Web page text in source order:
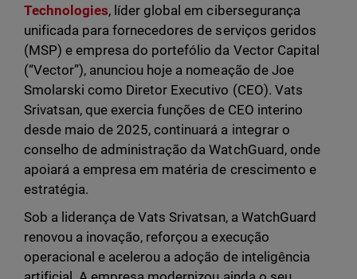
Technologies, líder global em cibersegurança
unificada para fornecedores de serviços geridos
(MSP) e empresa do portefólio da Vector Capital
(“Vector”), anunciou hoje a nomeação de Joe
Smolarski como Diretor Executivo (CEO). Vats
Srivatsan, que exercia funções de CEO interino
desde maio de 2025, continuará a integrar o
conselho de administração da WatchGuard, onde
apoiará a empresa em matéria de crescimento e
estratégia.
Sob a liderança de Vats Srivatsan, a WatchGuard
renovou a inovação, reforçou a execução
operacional e acelerou a adoção de inteligência